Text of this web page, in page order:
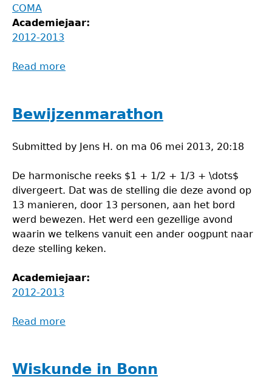
COMA
Academiejaar:
2012-2013
Read more
Bewijzenmarathon
Submitted by Jens H. on ma 06 mei 2013, 20:18
De harmonische reeks $1 + 1/2 + 1/3 + \dots$
divergeert. Dat was de stelling die deze avond op
13 manieren, door 13 personen, aan het bord
werd bewezen. Het werd een gezellige avond
waarin we telkens vanuit een ander oogpunt naar
deze stelling keken.
Academiejaar:
2012-2013
Read more
Wiskunde in Bonn